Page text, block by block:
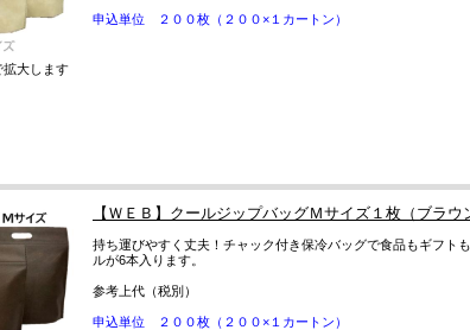
拡大します
申込単位 ２００枚（２００×１カートン）
【ＷＥＢ】クールジップバッグＭサイズ１枚（ブラウ
持ち運びやすく丈夫！チャック付き保冷バッグで食品もギフト
ルが6本入ります。
参考上代（税別）
申込単位 ２００枚（２００×１カートン）